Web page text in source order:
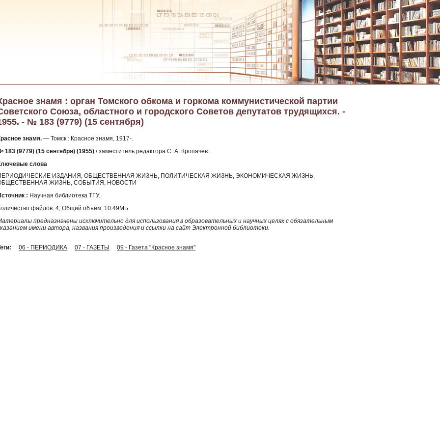
знамя : орган Томского обкома и горкома коммунистической партии
Союза, областного и городского Советов депутатов трудящихся. -
- № 183 (9779) (15 сентября)
знамя. — Томск : Красное знамя, 1917-.
183 (9779) (15 сентября) (1955) / заместитель редактора С. А. Кропачев.
слова
ИЗДАНИЯ, ОБЩЕСТВЕННАЯ ЖИЗНЬ, ПОЛИТИЧЕСКАЯ ЖИЗНЬ, ЭКОНОМИЧЕСКАЯ ЖИЗНЬ,
ЖИЗНЬ, СОБЫТИЯ, НОВОСТИ
: Научная библиотека ТГУ.
файлов: 4; Общий объем: 10.49МБ
предназначены исключительно для использования в образовательных и научных целях с обязательным
имени автора, названия произведения и ссылки на сайт Электронной библиотеки.
06 - ПЕРИОДИКА 07 - ГАЗЕТЫ 09 - Газета "Красное знамя"